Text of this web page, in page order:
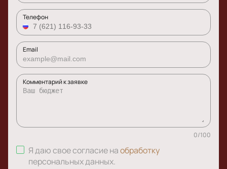
Телефон
Email
Комментарий к заявке
0/100
Я даю свое согласие наобработку
персональных данных.